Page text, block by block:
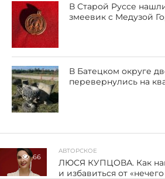
В Старой Руссе
змеевик с Медузой
В Батецком округе
перевернулись на
66
АВТОРСКОЕ
ЛЮСЯ КУПЦОВА. Как
и избавиться от